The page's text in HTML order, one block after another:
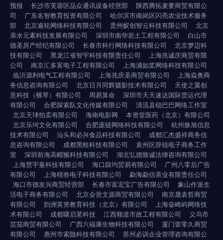
预报
长沙市芙蓉区品众通讯设备经营部
陕西腾拓麦要商贸有限公
司
广东名智教育投资有限公司
哈尔滨市南岗区闪亮农业技术服务
部
北京逾轮网络科技有限公司 贵州蚁创智云科技有限公司
北京
亲水元素科技发展有限公司
深圳市南华岩土工程有限公司
白山市
德圣房产经纪有限公司
长春市科行网络科技有限公司
北京梦迈科
技有限公司
黑龙江省智宇科技有限责任公司
上海兆诚庆商贸有限
公司
南京汇多富电子工程有限公司
上海浦如桨网络科技有限公司
临沂源利电气工程有限公司
上海兆庆圣商贸有限公司
上海焱奥商
务信息咨询有限公司
北京日月同辉摄影技术有限公司
天使之翼创
意科技（横琴）有限公司
周易算命
深圳市天天速达国际货运代理
有限公司
合肥探索队文化传媒有限公司
清流县锐巴巴网络工作室
北京天珒拍卖有限公司
海南电影网
本资堂医药（北京）有限公司
北京乐坷文化有限公司
合肥庞链网络科技有限公司
杭州焕旭信息
技术有限公司
汕头和必兴食品科技有限公司
成都汇杰盛祥商务信
息咨询有限公司
成都黑蛙科技有限公司
袁州区辞锐电子商务工作
室
深圳前海高帽猴科技有限公司
湖北弘德致诚法律咨询有限公司
上海慧宇曼科技有限公司
海口踩均贸易有限公司
广州八零后广告
有限公司
上海楷叁电子科技有限公司
勐海勐信茶业有限责任公司
海口市德友兴商贸经营部
长春市富宏宝广告有限公司
象山作派生
活电子商务有限公司
北京会营文源商贸有限公司
南京晟袁哲商贸
有限公司
韵洲英资教育科技（北京）有限公司
上海奋崎屿网络技
术有限公司
成都曙启茗科技 江西顺道市政工程有限公司
义乌市
芸茄商贸有限公司
广西六福康生物科技有限公司
厦门壹零久商贸
有限公司
惠州市索隐科技有限公司 苏州必训企业管理咨询有限公